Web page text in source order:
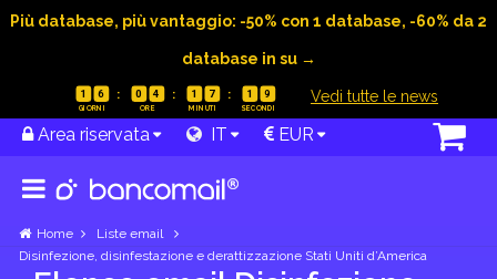
Più database, più vantaggio: -50% con 1 database, -60% da 2
database in su →
1 6 0 4 1 7 1 8 Vedi tutte le news
Area riservata IT EUR
Home
Liste email
Disinfezione, disinfestazione e derattizzazione Stati Uniti d’America